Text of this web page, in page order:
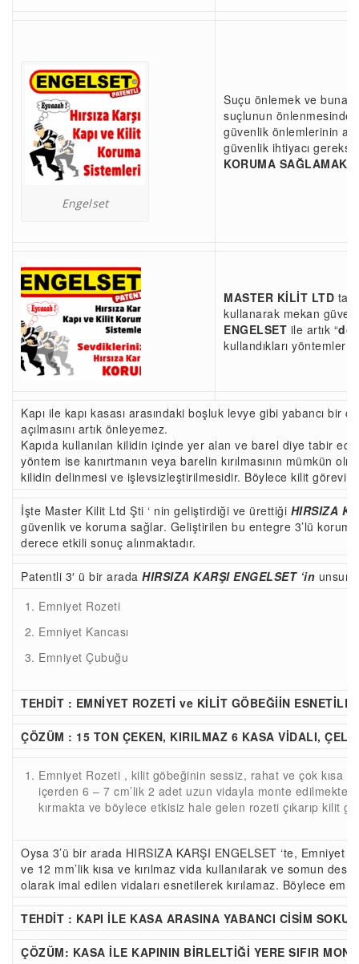
Engelset
Suçu önlemek ve buna
suçlunun önlenmesinde
güvenlik önlemlerinin
güvenlik ihtiyacı
KORUMA SAĞLAMAK
MASTER KİLİT LTD
kullanarak mekan
ENGELSET ile artık “
kullandıkları yöntemler
Kapı ile kapı kasası arasındaki boşluk levye gibi yabancı bir
açılmasını artık önleyemez.
Kapıda kullanılan kilidin içinde yer alan ve barel diye tabir
yöntem ise kanırtmanın veya barelin kırılmasının mümkün
kilidin delinmesi ve işlevsizleştirilmesidir. Böylece kilit görevini
İşte Master Kilit Ltd Şti ‘ nin geliştirdiği ve ürettiği HIRSIZA
güvenlik ve koruma sağlar. Geliştirilen bu entegre 3’lü
derece etkili sonuç alınmaktadır.
Patentli 3′ ü bir arada HIRSIZA KARŞI ENGELSET ‘in
Emniyet Rozeti
Emniyet Kancası
Emniyet Çubuğu
TEHDİT : EMNİYET ROZETİ ve KİLİT GÖBEĞİİN
ÇÖZÜM : 15 TON ÇEKEN, KIRILMAZ 6 KASA VİDALI,
Emniyet Rozeti , kilit göbeğinin sessiz, rahat ve çok kısa
içerden 6 – 7 cm’lik 2 adet uzun vidayla monte
kırmakta ve böylece etkisiz hale gelen rozeti çıkarıp kilit
Oysa 3’ü bir arada HIRSIZA KARŞI ENGELSET ‘te, Emniyet
ve 12 mm’lik kısa ve kırılmaz vida kullanılarak ve somun
olarak imal edilen vidaları esnetilerek kırılamaz. Böylece
TEHDİT : KAPI İLE KASA ARASINA YABANCI CİSİM
ÇÖZÜM: KASA İLE KAPININ BİRLELTİĞİ YERE SIFIR